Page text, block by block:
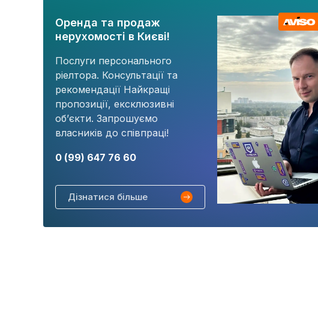
Оренда та продаж
нерухомості в Києві!
Послуги персонального
ріелтора. Консультації та
рекомендації Найкращі
пропозиції, ексклюзивні
об’єкти. Запрошуємо
власників до співпраці!
0 (99) 647 76 60
Дізнатися більше